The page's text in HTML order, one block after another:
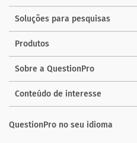
Soluções para pesquisas
Produtos
Sobre a QuestionPro
Conteúdo de interesse
QuestionPro no seu idioma